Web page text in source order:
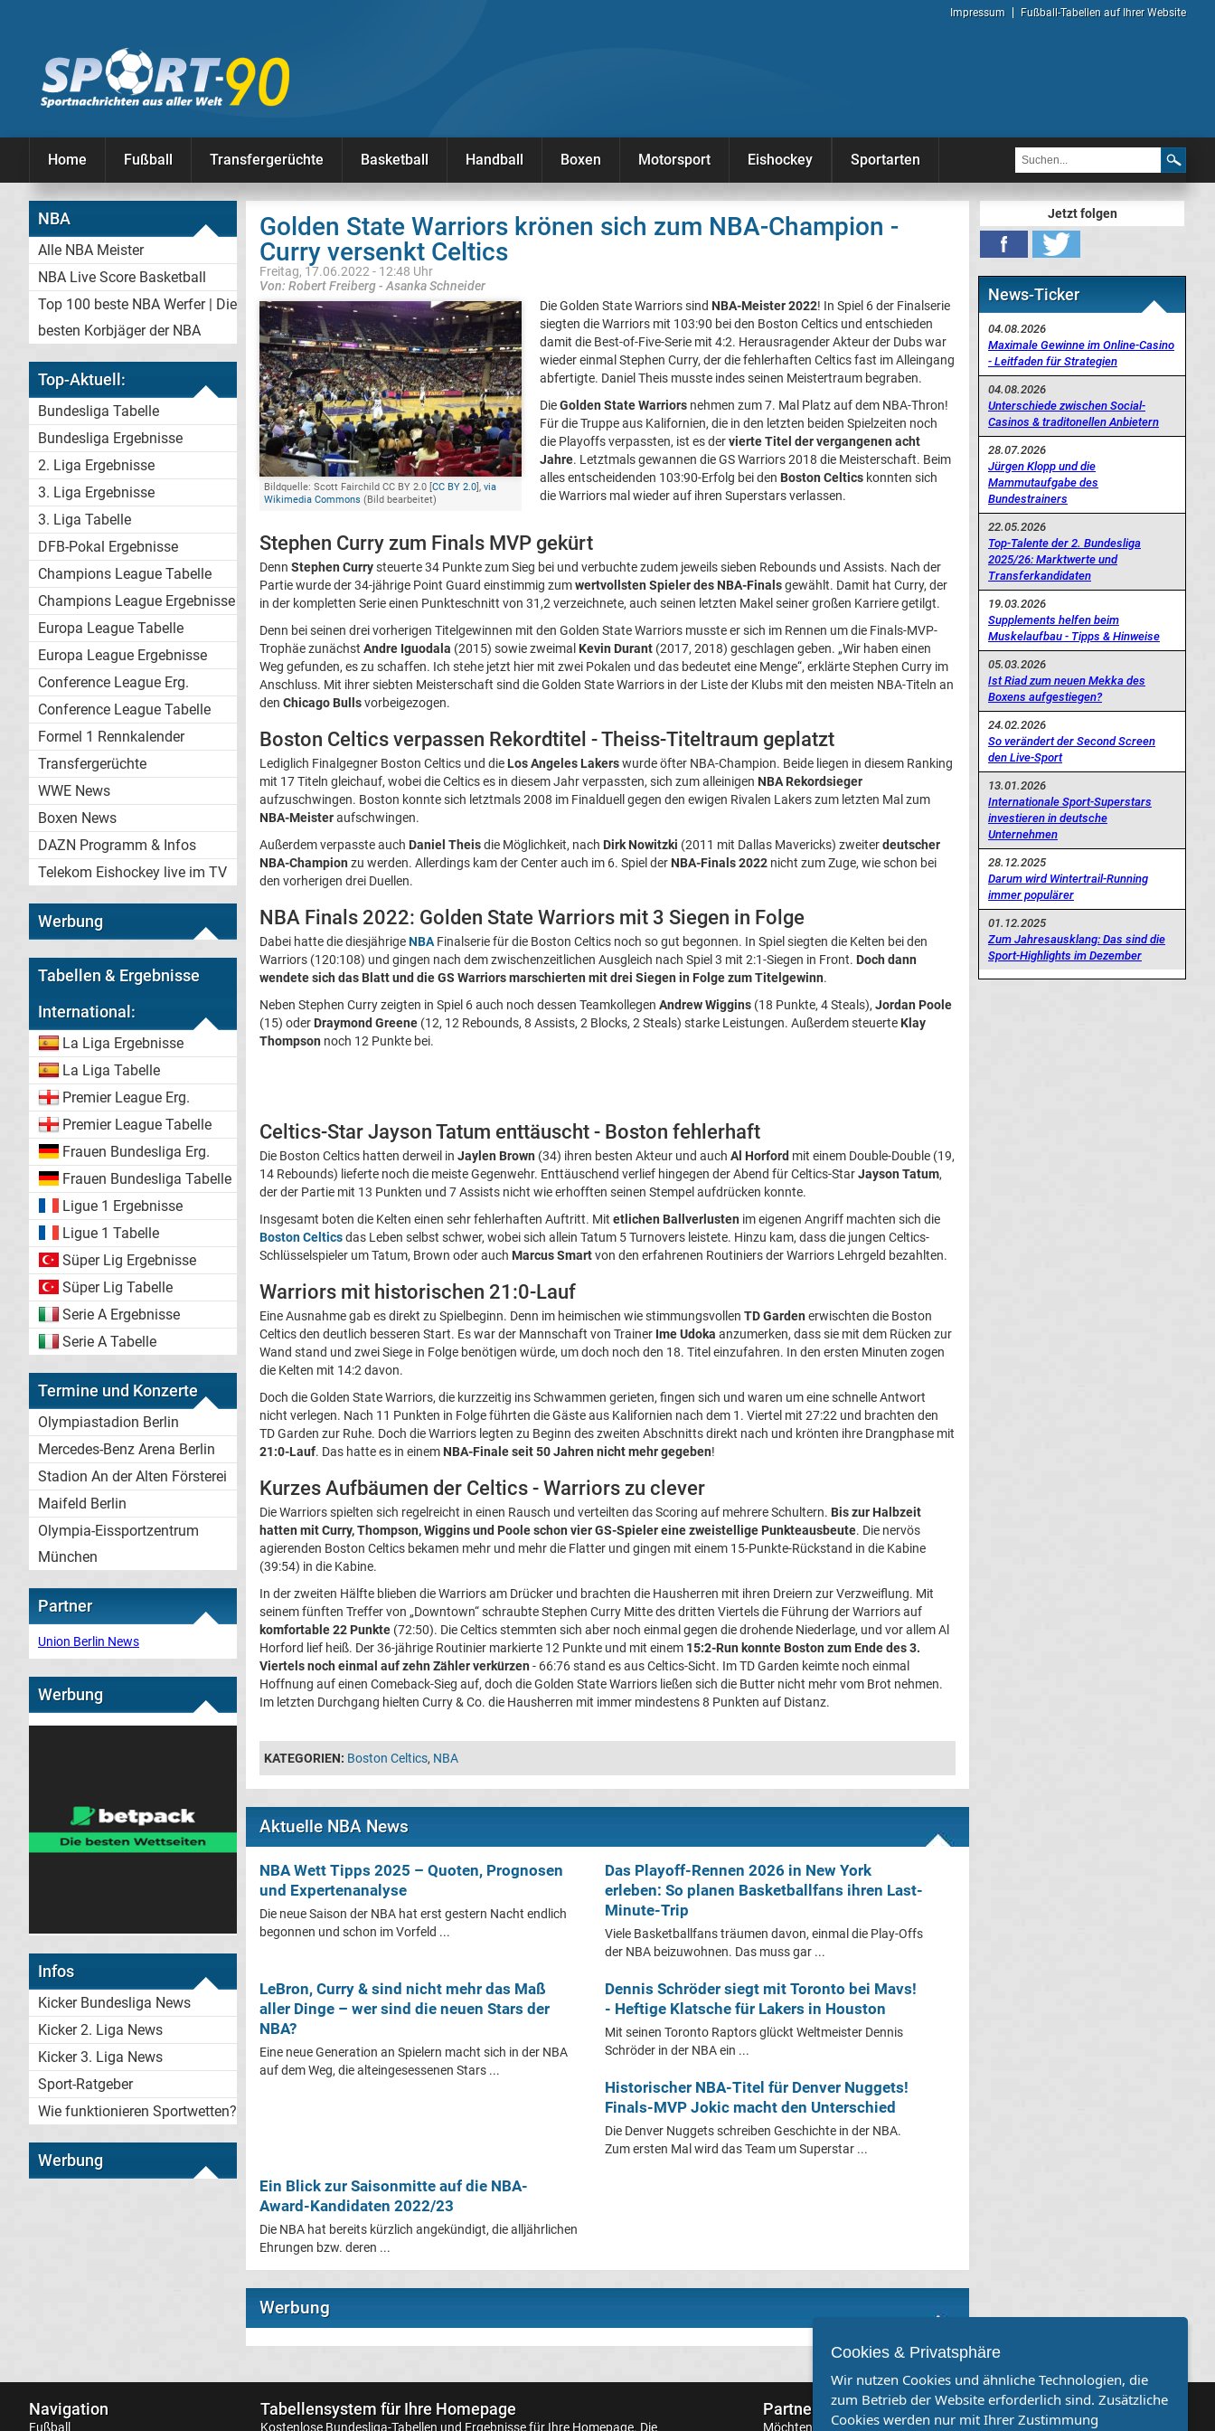
Impressum Fußball-Tabellen auf Ihrer Website
Home Fußball Transfergerüchte Basketball Handball Boxen Motorsport Eishockey Sportarten
NBA
Alle NBA Meister
NBA Live Score Basketball
Top 100 beste NBA Werfer | Die
besten Korbjäger der NBA
Top-Aktuell:
Bundesliga Tabelle
Bundesliga Ergebnisse
2. Liga Ergebnisse
3. Liga Ergebnisse
3. Liga Tabelle
DFB-Pokal Ergebnisse
Champions League Tabelle
Champions League Ergebnisse
Europa League Tabelle
Europa League Ergebnisse
Conference League Erg.
Conference League Tabelle
Formel 1 Rennkalender
Transfergerüchte
WWE News
Boxen News
DAZN Programm & Infos
Telekom Eishockey live im TV
Werbung
Tabellen & Ergebnisse
International:
La Liga Ergebnisse
La Liga Tabelle
Premier League Erg.
Premier League Tabelle
Frauen Bundesliga Erg.
Frauen Bundesliga Tabelle
Ligue 1 Ergebnisse
Ligue 1 Tabelle
Süper Lig Ergebnisse
Süper Lig Tabelle
Serie A Ergebnisse
Serie A Tabelle
Termine und Konzerte
Olympiastadion Berlin
Mercedes-Benz Arena Berlin
Stadion An der Alten Försterei
Maifeld Berlin
Olympia-Eissportzentrum
München
Partner
Union Berlin News
Werbung
Infos
Kicker Bundesliga News
Kicker 2. Liga News
Kicker 3. Liga News
Sport-Ratgeber
Wie funktionieren Sportwetten?
Werbung
Golden State Warriors krönen sich zum NBA-Champion -
Curry versenkt Celtics
Freitag, 17.06.2022 - 12:48 Uhr
Von: Robert Freiberg - Asanka Schneider
Bildquelle: Scott Fairchild CC BY 2.0 [CC BY 2.0], via
Wikimedia Commons (Bild bearbeitet)
Die Golden State Warriors sind NBA-Meister 2022! In Spiel 6 der Finalserie
siegten die Warriors mit 103:90 bei den Boston Celtics und entschieden
damit die Best-of-Five-Serie mit 4:2. Herausragender Akteur der Dubs war
wieder einmal Stephen Curry, der die fehlerhaften Celtics fast im Alleingang
abfertigte. Daniel Theis musste indes seinen Meistertraum begraben.
DieGolden State Warriors nehmen zum 7. Mal Platz auf dem NBA-Thron!
Für die Truppe aus Kalifornien, die in den letzten beiden Spielzeiten noch
die Playoffs verpassten, ist es dervierte Titel der vergangenen acht
Jahre. Letztmals gewannen die GS Warriors 2018 die Meisterschaft. Beim
alles entscheidenden 103:90-Erfolg bei den Boston Celtics konnten sich
die Warriors mal wieder auf ihren Superstars verlassen.
Stephen Curry zum Finals MVP gekürt
Denn Stephen Currysteuerte 34 Punkte zum Sieg bei und verbuchte zudem jeweils sieben Rebounds und Assists. Nach der
Partie wurde der 34-jährige Point Guard einstimmig zumwertvollsten Spieler des NBA-Finalsgewählt. Damit hat Curry, der
in der kompletten Serie einen Punkteschnitt von 31,2 verzeichnete, auch seinen letzten Makel seiner großen Karriere getilgt.
Denn bei seinen drei vorherigen Titelgewinnen mit den Golden State Warriors musste er sich im Rennen um die Finals-MVP-
Trophäe zunächst Andre Iguodala (2015) sowie zweimal Kevin Durant (2017, 2018) geschlagen geben. „Wir haben einen
Weg gefunden, es zu schaffen. Ich stehe jetzt hier mit zwei Pokalen und das bedeutet eine Menge“, erklärte Stephen Curry im
Anschluss. Mit ihrer siebten Meisterschaft sind die Golden State Warriors in der Liste der Klubs mit den meisten NBA-Titeln an
den Chicago Bullsvorbeigezogen.
Boston Celtics verpassen Rekordtitel - Theiss-Titeltraum geplatzt
Lediglich Finalgegner Boston Celtics und die Los Angeles Lakerswurde öfter NBA-Champion. Beide liegen in diesem Ranking
mit 17 Titeln gleichauf, wobei die Celtics es in diesem Jahr verpassten, sich zum alleinigen NBA Rekordsieger
aufzuschwingen. Boston konnte sich letztmals 2008 im Finalduell gegen den ewigen Rivalen Lakers zum letzten Mal zum
NBA-Meisteraufschwingen.
Außerdem verpasste auch Daniel Theisdie Möglichkeit, nach Dirk Nowitzki (2011 mit Dallas Mavericks) zweiterdeutscher
NBA-Champion zu werden. Allerdings kam der Center auch im 6. Spiel der NBA-Finals 2022 nicht zum Zuge, wie schon bei
den vorherigen drei Duellen.
NBA Finals 2022: Golden State Warriors mit 3 Siegen in Folge
Dabei hatte die diesjährigeNBA Finalserie für die Boston Celtics noch so gut begonnen. In Spiel siegten die Kelten bei den
Warriors (120:108) und gingen nach dem zwischenzeitlichen Ausgleich nach Spiel 3 mit 2:1-Siegen in Front. Doch dann
wendete sich das Blatt und die GS Warriors marschierten mit drei Siegen in Folge zum Titelgewinn.
Neben Stephen Curry zeigten in Spiel 6 auch noch dessen Teamkollegen Andrew Wiggins (18 Punkte, 4 Steals), Jordan Poole
(15) oder Draymond Greene (12, 12 Rebounds, 8 Assists, 2 Blocks, 2 Steals) starke Leistungen. Außerdem steuerte Klay
Thompson noch 12 Punkte bei.
Celtics-Star Jayson Tatum enttäuscht - Boston fehlerhaft
Die Boston Celtics hatten derweil in Jaylen Brown (34) ihren besten Akteur und auch Al Horford mit einem Double-Double (19,
14 Rebounds) lieferte noch die meiste Gegenwehr. Enttäuschend verlief hingegen der Abend für Celtics-StarJayson Tatum,
der der Partie mit 13 Punkten und 7 Assists nicht wie erhofften seinen Stempel aufdrücken konnte.
Insgesamt boten die Kelten einen sehr fehlerhaften Auftritt. Mit etlichen Ballverlusten im eigenen Angriff machten sich die
Boston Celticsdas Leben selbst schwer, wobei sich allein Tatum 5 Turnovers leistete. Hinzu kam, dass die jungen Celtics-
Schlüsselspieler um Tatum, Brown oder auch Marcus Smartvon den erfahrenen Routiniers der Warriors Lehrgeld bezahlten.
Warriors mit historischen 21:0-Lauf
Eine Ausnahme gab es direkt zu Spielbeginn. Denn im heimischen wie stimmungsvollen TD Garden erwischten die Boston
Celtics den deutlich besseren Start. Es war der Mannschaft von Trainer Ime Udoka anzumerken, dass sie mit dem Rücken zur
Wand stand und zwei Siege in Folge benötigen würde, um doch noch den 18. Titel einzufahren. In den ersten Minuten zogen
die Kelten mit 14:2 davon.
Doch die Golden State Warriors, die kurzzeitig ins Schwammen gerieten, fingen sich und waren um eine schnelle Antwort
nicht verlegen. Nach 11 Punkten in Folge führten die Gäste aus Kalifornien nach dem 1. Viertel mit 27:22 und brachten den
TD Garden zur Ruhe. Doch die Warriors legten zu Beginn des zweiten Abschnitts direkt nach und krönten ihre Drangphase mit
21:0-Lauf. Das hatte es in einem NBA-Finale seit 50 Jahren nicht mehr gegeben!
Kurzes Aufbäumen der Celtics - Warriors zu clever
Die Warriors spielten sich regelreicht in einen Rausch und verteilten das Scoring auf mehrere Schultern. Bis zur Halbzeit
hatten mit Curry, Thompson, Wiggins und Poole schon vier GS-Spieler eine zweistellige Punkteausbeute. Die nervös
agierenden Boston Celtics bekamen mehr und mehr die Flatter und gingen mit einem 15-Punkte-Rückstand in die Kabine
(39:54) in die Kabine.
In der zweiten Hälfte blieben die Warriors am Drücker und brachten die Hausherren mit ihren Dreiern zur Verzweiflung. Mit
seinem fünften Treffer von „Downtown“ schraubte Stephen Curry Mitte des dritten Viertels die Führung der Warriors auf
komfortable 22 Punkte (72:50). Die Celtics stemmten sich aber noch einmal gegen die drohende Niederlage, und vor allem Al
Horford lief heiß. Der 36-jährige Routinier markierte 12 Punkte und mit einem 15:2-Run konnte Boston zum Ende des 3.
Viertels noch einmal auf zehn Zähler verkürzen - 66:76 stand es aus Celtics-Sicht. Im TD Garden keimte noch einmal
Hoffnung auf einen Comeback-Sieg auf, doch die Golden State Warriors ließen sich die Butter nicht mehr vom Brot nehmen.
Im letzten Durchgang hielten Curry & Co. die Hausherren mit immer mindestens 8 Punkten auf Distanz.
KATEGORIEN: Boston Celtics, NBA
Aktuelle NBA News
NBA Wett Tipps 2025 – Quoten, Prognosen
und Expertenanalyse
Die neue Saison der NBA hat erst gestern Nacht endlich
begonnen und schon im Vorfeld ...
Das Playoff-Rennen 2026 in New York
erleben: So planen Basketballfans ihren Last-
Minute-Trip
Viele Basketballfans träumen davon, einmal die Play-Offs
der NBA beizuwohnen. Das muss gar ...
LeBron, Curry & sind nicht mehr das Maß
aller Dinge – wer sind die neuen Stars der
NBA?
Eine neue Generation an Spielern macht sich in der NBA
auf dem Weg, die alteingesessenen Stars ...
Dennis Schröder siegt mit Toronto bei Mavs!
- Heftige Klatsche für Lakers in Houston
Mit seinen Toronto Raptors glückt Weltmeister Dennis
Schröder in der NBA ein ...
Historischer NBA-Titel für Denver Nuggets!
Finals-MVP Jokic macht den Unterschied
Die Denver Nuggets schreiben Geschichte in der NBA.
Zum ersten Mal wird das Team um Superstar ...
Ein Blick zur Saisonmitte auf die NBA-
Award-Kandidaten 2022/23
Die NBA hat bereits kürzlich angekündigt, die alljährlichen
Ehrungen bzw. deren ...
Werbung
Jetzt folgen
News-Ticker
04.08.2026
Maximale Gewinne im Online-Casino
- Leitfaden für Strategien
04.08.2026
Unterschiede zwischen Social-
Casinos & traditonellen Anbietern
28.07.2026
Jürgen Klopp und die
Mammutaufgabe des
Bundestrainers
22.05.2026
Top-Talente der 2. Bundesliga
2025/26: Marktwerte und
Transferkandidaten
19.03.2026
Supplements helfen beim
Muskelaufbau - Tipps & Hinweise
05.03.2026
Ist Riad zum neuen Mekka des
Boxens aufgestiegen?
24.02.2026
So verändert der Second Screen
den Live-Sport
13.01.2026
Internationale Sport-Superstars
investieren in deutsche
Unternehmen
28.12.2025
Darum wird Wintertrail-Running
immer populärer
01.12.2025
Zum Jahresausklang: Das sind die
Sport-Highlights im Dezember
Navigation
Fußball
Tabellensystem für Ihre Homepage
KostenloseBundesliga-Tabellen und Ergebnisse für Ihre Homepage. Die
Partnervereine
Möchten Sie, dass auch Ihr Verein mehr Beachtung findet? Dann sind Sie
Cookies & Privatsphäre
Wir nutzen Cookies und ähnliche Technologien, die
zum Betrieb der Website erforderlich sind. Zusätzliche
Cookies werden nur mit Ihrer Zustimmung